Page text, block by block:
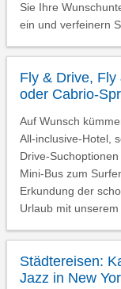
Sie Ihre
ein und verfeinern
Fly & Drive,
oder Cabrio-
Auf Wunsch
All-inclusive-Hotel,
Drive-
Mini-Bus zum
Erkundung der
Urlaub mit
Städtereisen:
Jazz in New